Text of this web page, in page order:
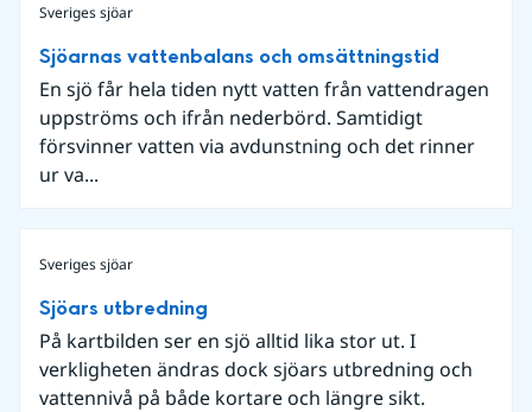
Sveriges sjöar
Sjöarnas vattenbalans och omsättningstid
En sjö får hela tiden nytt vatten från vattendragen
uppströms och ifrån nederbörd. Samtidigt
försvinner vatten via avdunstning och det rinner
ur va...
Sveriges sjöar
Sjöars utbredning
På kartbilden ser en sjö alltid lika stor ut. I
verkligheten ändras dock sjöars utbredning och
vattennivå på både kortare och längre sikt.